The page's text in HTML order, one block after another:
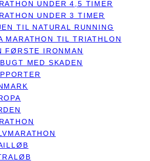
UNDER 4,5 TIMER
UNDER 3 TIMER
TIL NATURAL RUNNING
MARATHON TIL TRIATHLON
FØRSTE IRONMAN
MED SKADEN